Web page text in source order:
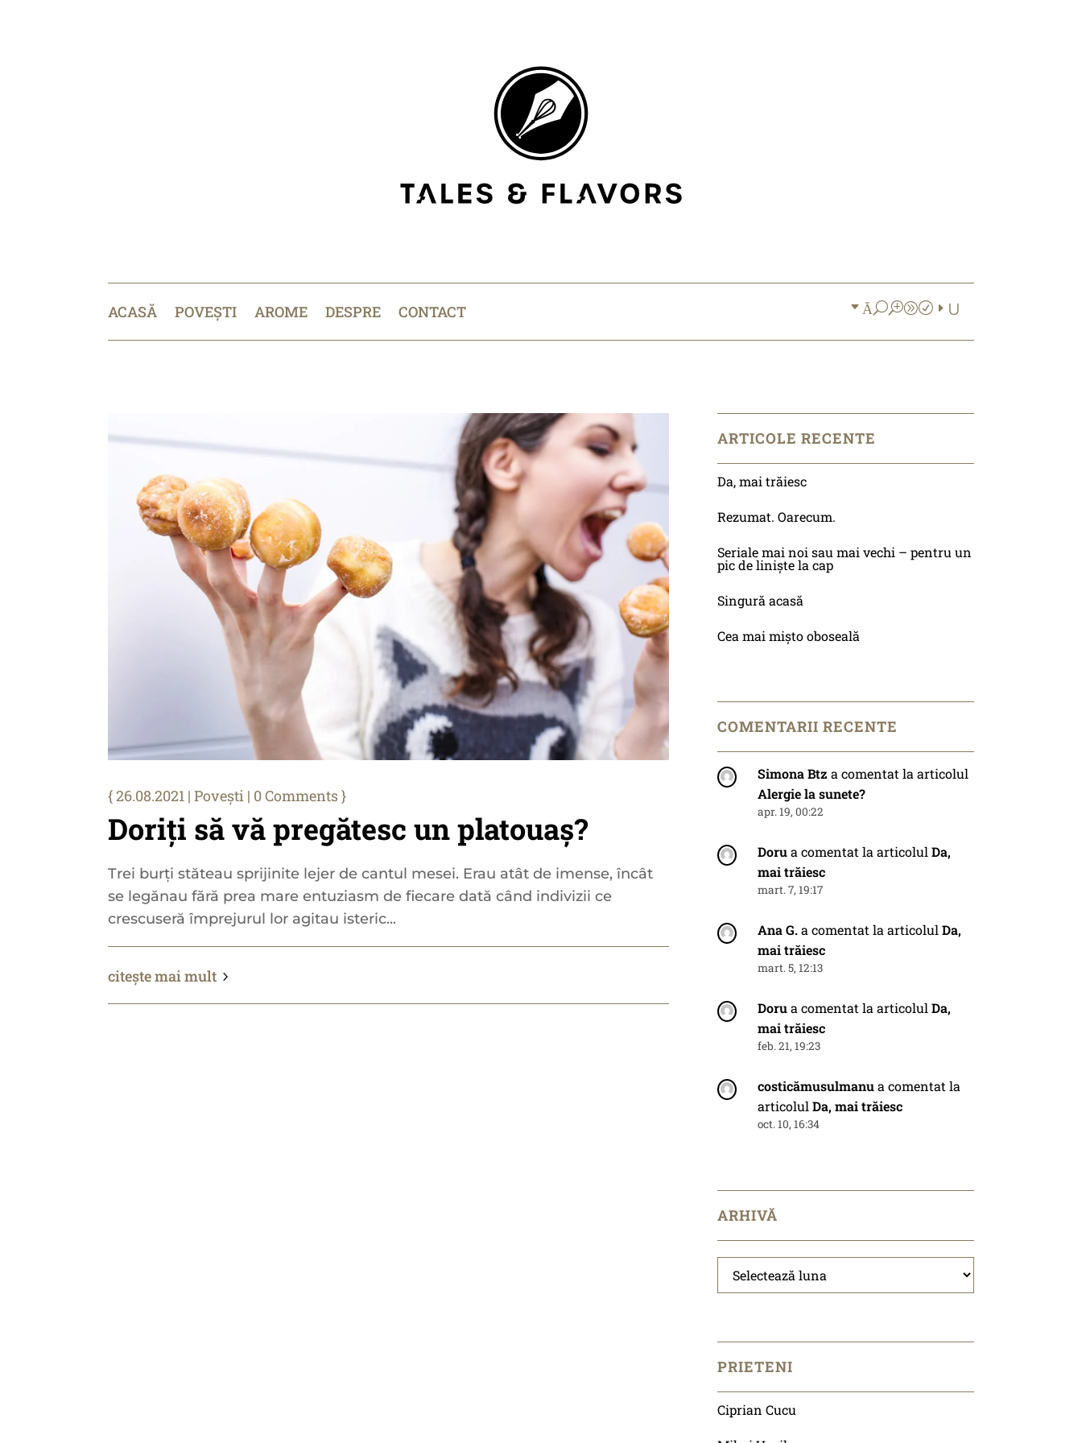
ACASĂ POVEȘTI AROME DESPRE CONTACT
Doriți să vă pregătesc un platouaș?
26.08.2021 |Povești | 0 Comments
Trei burți stăteau sprijinite lejer de cantul mesei. Erau atât de imense, încât
se legănau fără prea mare entuziasm de fiecare dată când indivizii ce
crescuseră împrejurul lor agitau isteric...
citește mai mult
ARTICOLE RECENTE
Da, mai trăiesc
Rezumat. Oarecum.
Seriale mai noi sau mai vechi – pentru un
pic de liniște la cap
Singură acasă
Cea mai mișto oboseală
COMENTARII RECENTE
Simona Btz a comentat la articolul
Alergie la sunete?
apr. 19, 00:22
Dorua comentat la articolulDa,
mai trăiesc
mart. 7, 19:17
Ana G.a comentat la articolulDa,
mai trăiesc
mart. 5, 12:13
Dorua comentat la articolulDa,
mai trăiesc
feb. 21, 19:23
costicămusulmanua comentat la
articolulDa, mai trăiesc
oct. 10, 16:34
ARHIVĂ
Arhivă
PRIETENI
Ciprian Cucu